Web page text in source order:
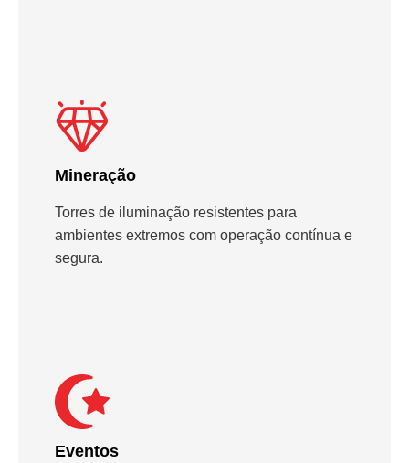
Mineração
Torres de iluminação resistentes para
ambientes extremos com operação contínua e
segura.
Eventos